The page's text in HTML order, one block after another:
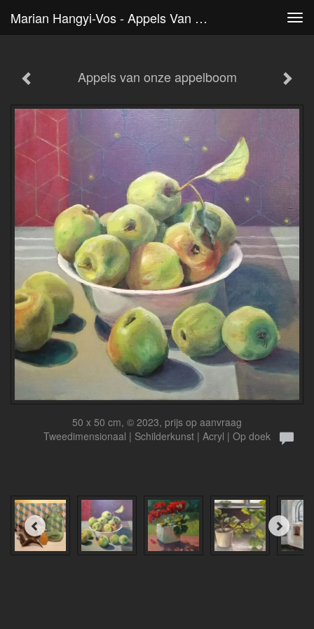
Marian Hangyi-Vos - Appels Van Onze Appelboom
Appels van onze appelboom
50 x 50 cm, © 2023, prijs op aanvraag
Tweedimensionaal | Schilderkunst | Acryl | Op doek